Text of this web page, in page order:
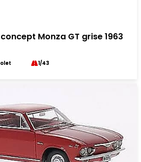
Monza GT grise 1963
1/43